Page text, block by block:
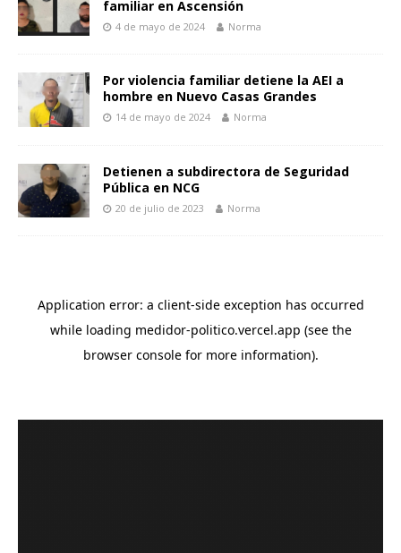
familiar en Ascensión
4 de mayo de 2024 Norma
Por violencia familiar detiene la AEI a
hombre en Nuevo Casas Grandes
14 de mayo de 2024 Norma
Detienen a subdirectora de Seguridad
Pública en NCG
20 de julio de 2023 Norma